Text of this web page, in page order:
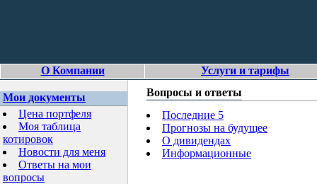
О Компании Услуги и тарифы
Мои документы
Цена портфеля
Моя таблица
котировок
Новости для меня
Ответы на мои
вопросы
Вопросы и ответы
Последние 5
Прогнозы на будущее
О дивидендах
Информационные